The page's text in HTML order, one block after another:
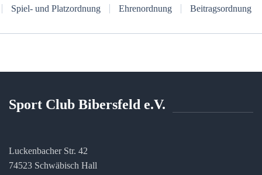
Spiel- und Platzordnung
Ehrenordnung Beitragsordnung
Sport Club Bibersfeld e.V.
Luckenbacher Str. 42
74523 Schwäbisch Hall